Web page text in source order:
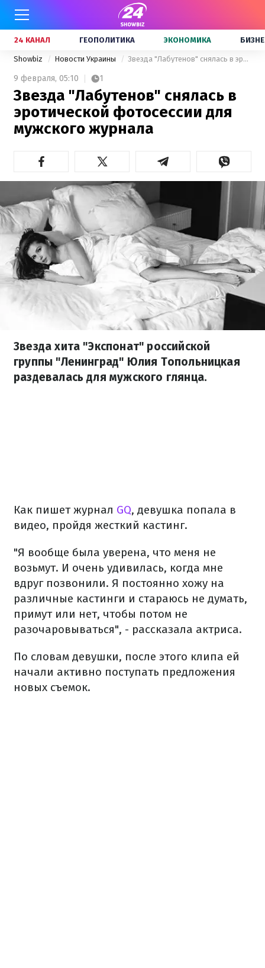
24 КАНАЛ ГЕОПОЛИТИКА ЭКОНОМИКА
Showbiz Новости Украины Звезда "Лабутенов" снялась в эротической фотосессии для мужского журнала
9 февраля, 05:10 1
Звезда "Лабутенов" снялась в
эротической фотосессии для
мужского журнала
Звезда хита "Экспонат" российской
группы "Ленинград" Юлия Топольницкая
раздевалась для мужского глянца.
Как пишет журнал GQ, девушка попала в
видео, пройдя жесткий кастинг.
"Я вообще была уверена, что меня не
возьмут. И очень удивилась, когда мне
вдруг позвонили. Я постоянно хожу на
различные кастинги и стараюсь не думать,
примут или нет, чтобы потом не
разочаровываться", - рассказала актриса.
По словам девушки, после этого клипа ей
начали активно поступать предложения
новых съемок.